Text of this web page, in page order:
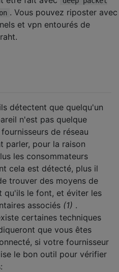
. Vous pouvez riposter avec
et vpn entourés de
détectent que quelqu'un
n'est pas quelque
de réseau
parler, pour la raison
les consommateurs
cela est détecté, plus il
trouver des moyens de
qu'ils le font, et éviter les
associés (1) .
certaines techniques
que vous êtes
si votre fournisseur
le bon outil pour vérifier